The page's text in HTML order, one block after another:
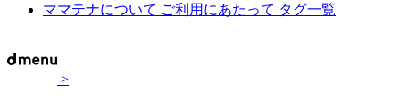
ママテナについて ご利用にあたって タグ一覧
>